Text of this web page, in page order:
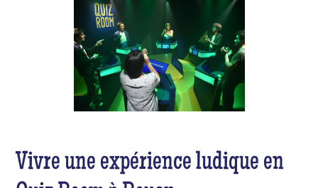
Vivre une expérience ludique en